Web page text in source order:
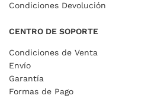
Condiciones Devolución
CENTRO DE SOPORTE
Condiciones de Venta
Envío
Garantía
Formas de Pago